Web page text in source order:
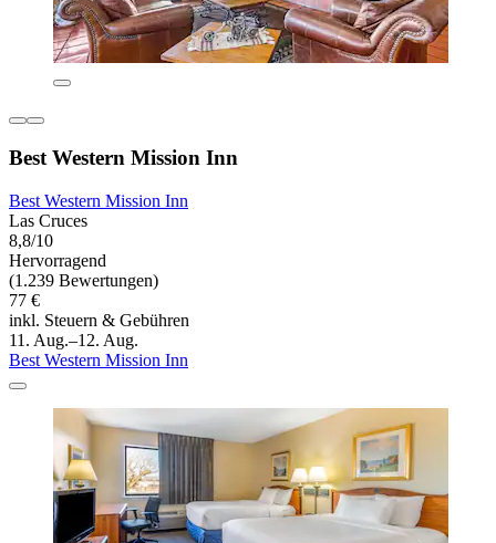
Best Western Mission Inn
Best Western Mission Inn
Las Cruces
8,8/10
Hervorragend
(1.239 Bewertungen)
77 €
inkl. Steuern & Gebühren
11. Aug.–12. Aug.
Best Western Mission Inn